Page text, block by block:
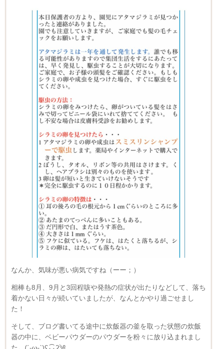
なんか、気味が悪い病気ですね（ーー；）
相棒も8月、9月と3回程咳や発熱の症状が出たりなどして、落ち
着かない日々が続いていましたが、なんとかやり過ごせまし
た！
そして、ブログ書いてる途中に炊飯器の釜を取った状態の炊飯
器の中に、ベビーパウダーのパウダーを粉々に放り込まれまし